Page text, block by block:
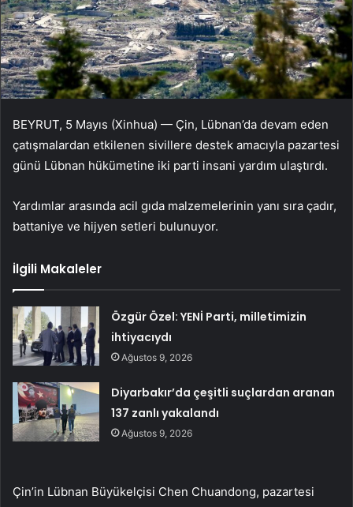
BEYRUT, 5 Mayıs (Xinhua) — Çin, Lübnan’da devam eden
çatışmalardan etkilenen sivillere destek amacıyla pazartesi
günü Lübnan hükümetine iki parti insani yardım ulaştırdı.
Yardımlar arasında acil gıda malzemelerinin yanı sıra çadır,
battaniye ve hijyen setleri bulunuyor.
İlgili Makaleler
Özgür Özel: YENİ Parti, milletimizin
ihtiyacıydı
Ağustos 9, 2026
Diyarbakır’da çeşitli suçlardan aranan
137 zanlı yakalandı
Ağustos 9, 2026
Çin’in Lübnan Büyükelçisi Chen Chuandong, pazartesi